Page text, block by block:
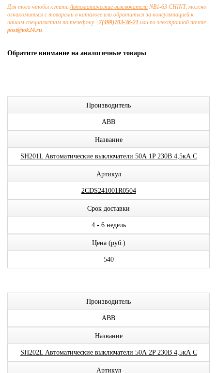
Для того чтобы купитьАвтоматические выключатели NB1-63 CHINT, можно
ознакомиться с товарами в каталоге или обратиться за консультацией к
нашим специалистам по телефону+7(499)703-36-21 или по электронной почте
post@tok24.ru.
Обратите внимание на аналогичные товары
Производитель
ABB
Название
SH201L Автоматические выключатели 50А 1P 230В 4,5кА C
Артикул
2CDS241001R0504
Срок доставки
4 - 6 недель
Цена (руб.)
540
Производитель
ABB
Название
SH202L Автоматические выключатели 50А 2P 230В 4,5кА C
Артикул